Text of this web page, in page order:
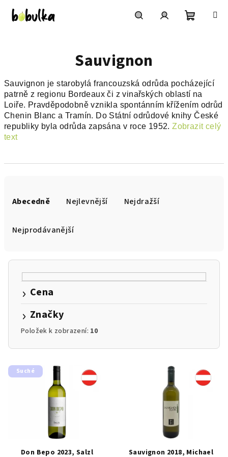
obsah
Sauvignon
Sauvignon je starobylá francouzská odrůda pocházející
patrně z regionu Bordeaux či z vinařských oblastí na
Loiře. Pravděpodobně vznikla spontánním křížením odrůd
Chenin Blanc a Tramín. Do Státní odrůdové knihy České
republiky byla odrůda zapsána v roce 1952.Zobrazit celý
text
k
ů
Abecedně Nejlevnější Nejdražší
Nejprodávanější
Cena
Značky
Položek k zobrazení: 10
V
ý
Suché
Don Bepo 2023, Salzl
Sauvignon 2018, Michael